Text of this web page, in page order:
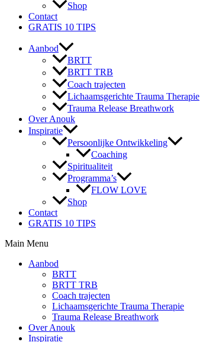
Shop
Contact
GRATIS 10 TIPS
Aanbod
BRTT
BRTT TRB
Coach trajecten
Lichaamsgerichte Trauma Therapie
Trauma Release Breathwork
Over Anouk
Inspiratie
Persoonlijke Ontwikkeling
Coaching
Spiritualiteit
Programma’s
FLOW LOVE
Shop
Contact
GRATIS 10 TIPS
Main Menu
Aanbod
BRTT
BRTT TRB
Coach trajecten
Lichaamsgerichte Trauma Therapie
Trauma Release Breathwork
Over Anouk
Inspiratie